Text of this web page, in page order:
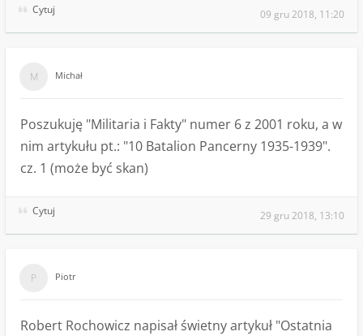
Cytuj 09 gru 2018, 11:20
Michał
Poszukuję "Militaria i Fakty" numer 6 z 2001 roku, a w
nim artykułu pt.: "10 Batalion Pancerny 1935-1939".
cz. 1 (może być skan)
Cytuj 29 gru 2018, 13:10
Piotr
Robert Rochowicz napisał świetny artykuł "Ostatnia